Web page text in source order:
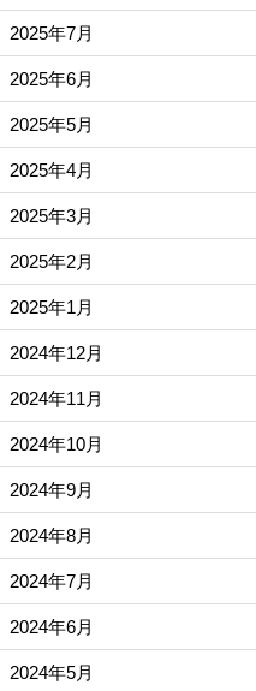
2025年7月
2025年6月
2025年5月
2025年4月
2025年3月
2025年2月
2025年1月
2024年12月
2024年11月
2024年10月
2024年9月
2024年8月
2024年7月
2024年6月
2024年5月